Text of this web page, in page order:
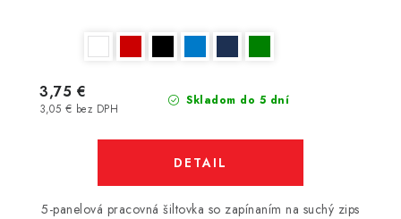
Skladom do 5 dní
3,05 € bez DPH
3,75 €
DETAIL
5-panelová pracovná šiltovka so zapínaním na suchý zips